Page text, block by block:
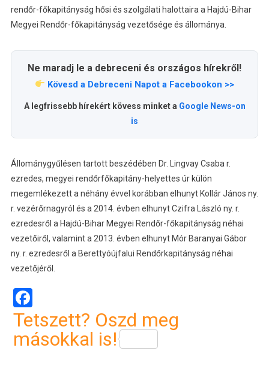
rendőr-főkapitányság hősi és szolgálati halottaira a Hajdú-Bihar
Megyei Rendőr-főkapitányság vezetősége és állománya.
Ne maradj le a debreceni és országos hírekről!
Kövesd a Debreceni Napot a Facebookon >>
A legfrissebb hírekért kövess minket a Google News-on
is
Állománygyűlésen tartott beszédében Dr. Lingvay Csaba r.
ezredes, megyei rendőrfőkapitány-helyettes úr külön
megemlékezett a néhány évvel korábban elhunyt Kollár János ny.
r. vezérőrnagyról és a 2014. évben elhunyt Czifra László ny. r.
ezredesről a Hajdú-Bihar Megyei Rendőr-főkapitányság néhai
vezetőiről, valamint a 2013. évben elhunyt Mór Baranyai Gábor
ny. r. ezredesről a Berettyóújfalui Rendőrkapitányság néhai
vezetőjéről.
Facebook
Tetszett? Oszd meg
másokkal is!